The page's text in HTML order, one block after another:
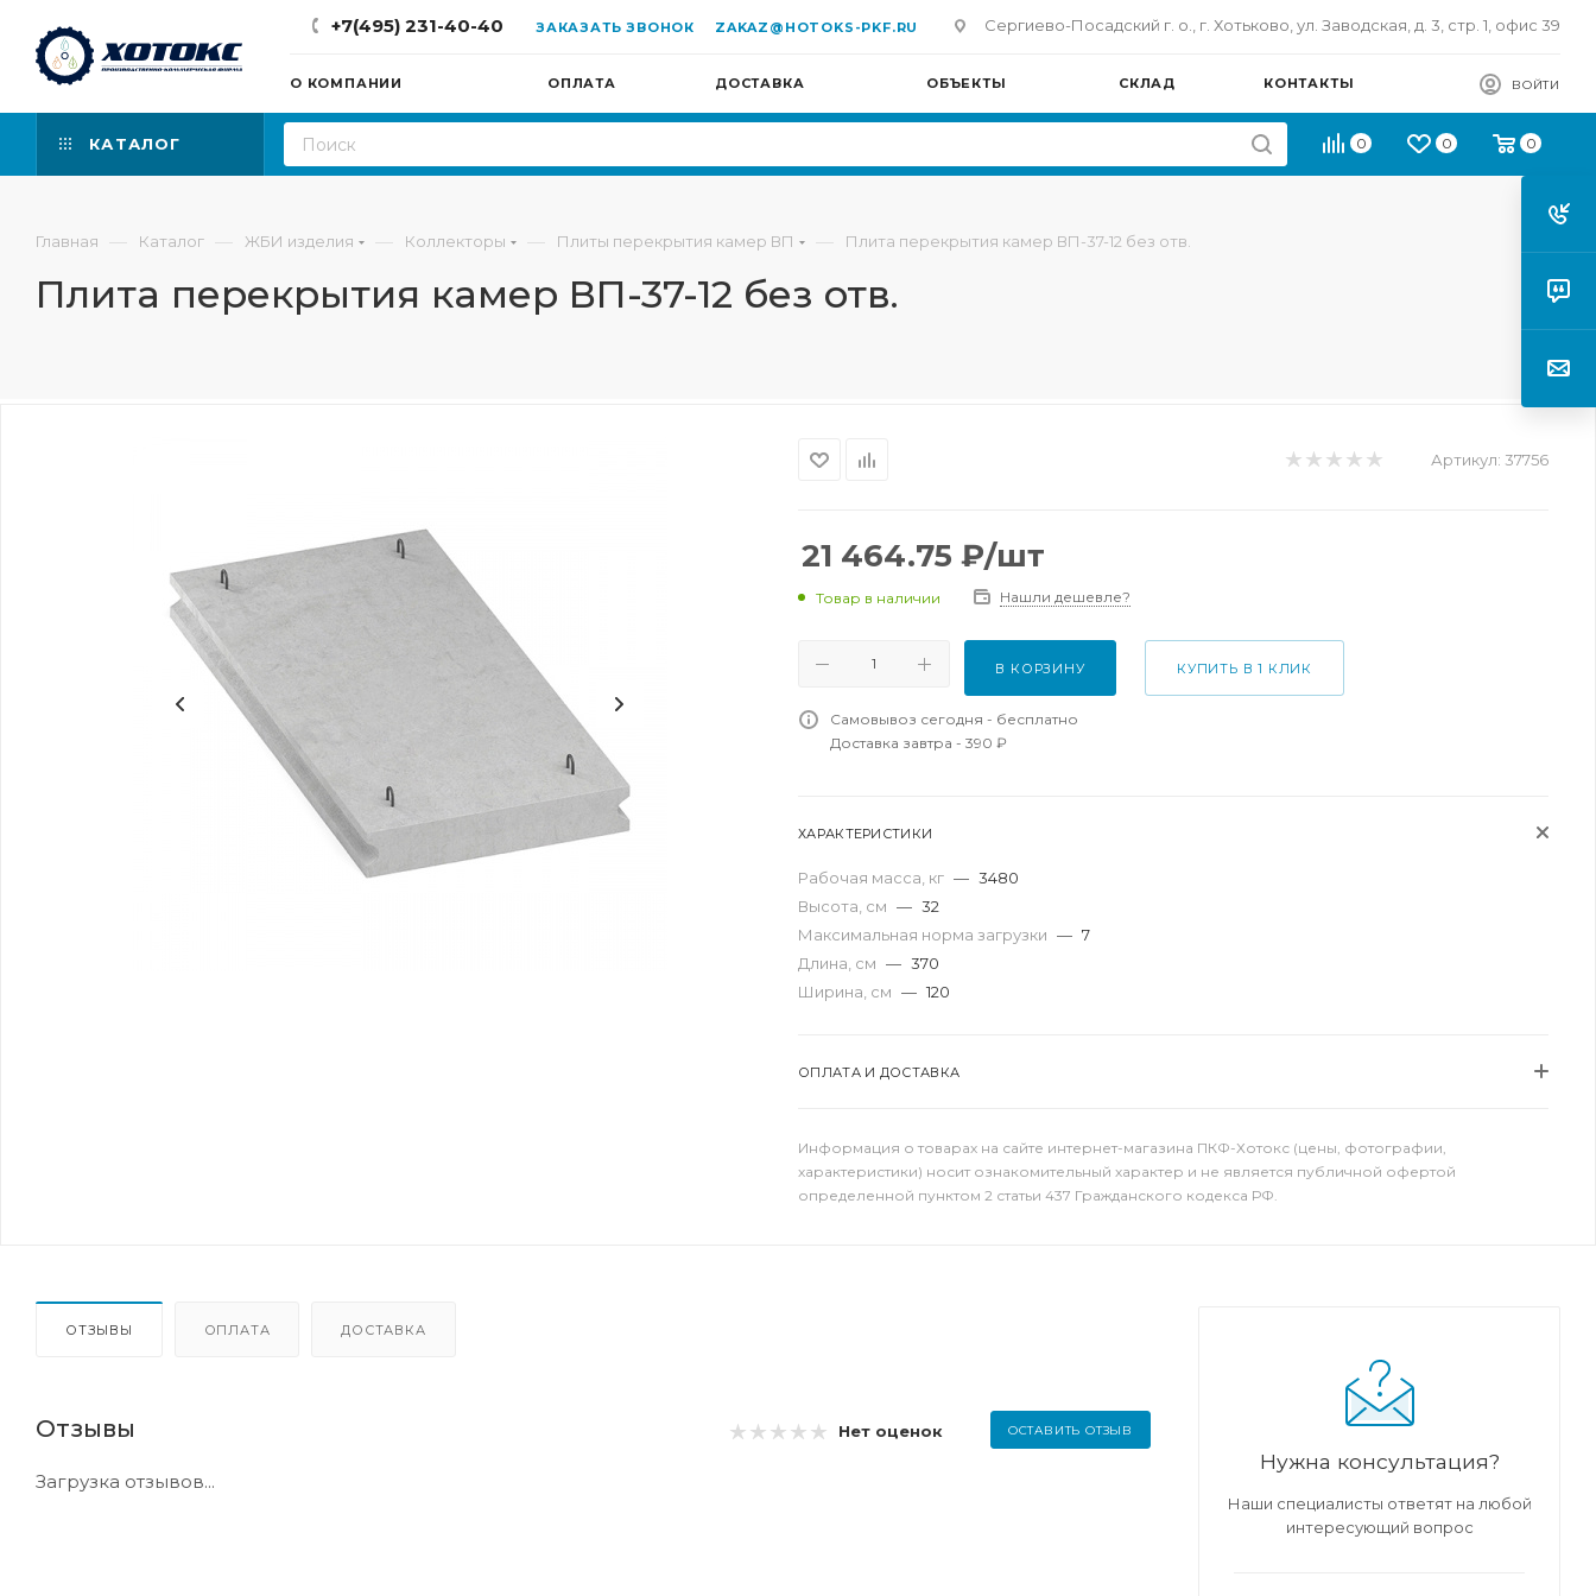
+7(495) 231-40-40 ЗАКАЗАТЬ ЗВОНОК ZAKAZ@HOTOKS-PKF.RU Сергиево-Посадский г. о., г. Хотьково, ул. Заводская, д. 3, стр. 1, офис 39
О КОМПАНИИ ОПЛАТА ДОСТАВКА ОБЪЕКТЫ СКЛАД КОНТАКТЫ ВОЙТИ
КАТАЛОГ 0 0 0
Главная — Каталог — ЖБИ изделия — Коллекторы — Плиты перекрытия камер ВП — Плита перекрытия камер ВП-37-12 без отв.
Плита перекрытия камер ВП-37-12 без отв.
Артикул: 37756
21 464.75 ₽/шт
Товар в наличии Нашли дешевле?
В КОРЗИНУ КУПИТЬ В 1 КЛИК
Самовывоз сегодня - бесплатно
Доставка завтра - 390 ₽
ХАРАКТЕРИСТИКИ
Рабочая масса, кг — 3480
Высота, см — 32
Максимальная норма загрузки — 7
Длина, см — 370
Ширина, см — 120
ОПЛАТА И ДОСТАВКА
Информация о товарах на сайте интернет-магазина ПКФ-Хотокс (цены, фотографии,
характеристики) носит ознакомительный характер и не является публичной офертой
определенной пунктом 2 статьи 437 Гражданского кодекса РФ.
ОТЗЫВЫ ОПЛАТА ДОСТАВКА
Отзывы Нет оценок ОСТАВИТЬ ОТЗЫВ
Загрузка отзывов...
Нужна консультация?
Наши специалисты ответят на любой
интересующий вопрос